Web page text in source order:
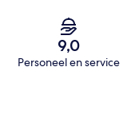
9,0
Personeel en service